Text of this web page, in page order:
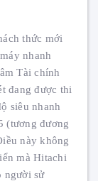
thức mới
nhanh
Tài chính
đang được thi
siêu nhanh
(tương đương
này không
mà Hitachi
người sử